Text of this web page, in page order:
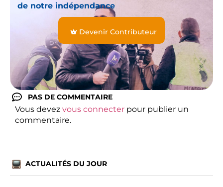
de notre indépendance
Devenir Contributeur
PAS DE COMMENTAIRE
Vous devez vous connecter pour publier un
commentaire.
ACTUALITÉS DU JOUR